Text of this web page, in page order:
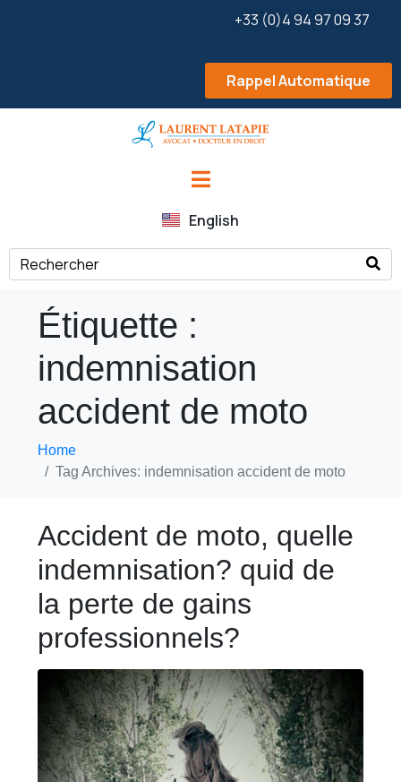
+33 (0)4 94 97 09 37
Rappel Automatique
English
Étiquette :
indemnisation
accident de moto
Home
Tag Archives: indemnisation accident de moto
Accident de moto, quelle
indemnisation? quid de
la perte de gains
professionnels?